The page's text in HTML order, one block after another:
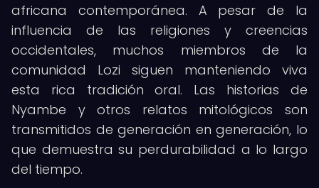
africana contemporánea. A pesar de la
influencia de las religiones y creencias
occidentales, muchos miembros de la
comunidad Lozi siguen manteniendo viva
esta rica tradición oral. Las historias de
Nyambe y otros relatos mitológicos son
transmitidos de generación en generación, lo
que demuestra su perdurabilidad a lo largo
del tiempo.